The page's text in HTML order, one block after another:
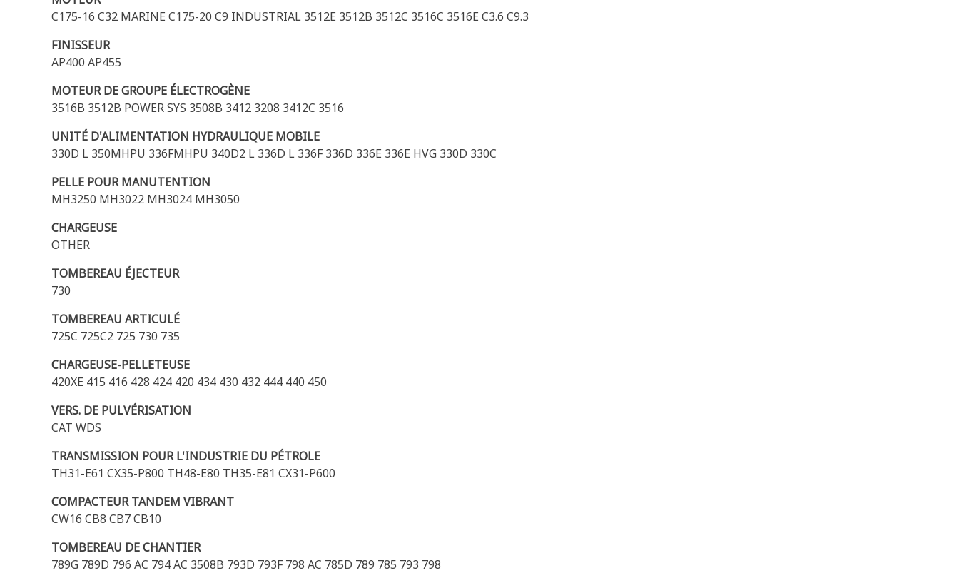
C175-16 C32 MARINE C175-20 C9 INDUSTRIAL 3512E 3512B 3512C 3516C 3516E C3.6 C9.3
FINISSEUR
AP400 AP455
MOTEUR DE GROUPE ÉLECTROGÈNE
3516B 3512B POWER SYS 3508B 3412 3208 3412C 3516
UNITÉ D'ALIMENTATION HYDRAULIQUE MOBILE
330D L 350MHPU 336FMHPU 340D2 L 336D L 336F 336D 336E 336E HVG 330D 330C
PELLE POUR MANUTENTION
MH3250 MH3022 MH3024 MH3050
CHARGEUSE
OTHER
TOMBEREAU ÉJECTEUR
730
TOMBEREAU ARTICULÉ
725C 725C2 725 730 735
CHARGEUSE-PELLETEUSE
420XE 415 416 428 424 420 434 430 432 444 440 450
VERS. DE PULVÉRISATION
CAT WDS
TRANSMISSION POUR L'INDUSTRIE DU PÉTROLE
TH31-E61 CX35-P800 TH48-E80 TH35-E81 CX31-P600
COMPACTEUR TANDEM VIBRANT
CW16 CB8 CB7 CB10
TOMBEREAU DE CHANTIER
789G 789D 796 AC 794 AC 3508B 793D 793F 798 AC 785D 789 785 793 798